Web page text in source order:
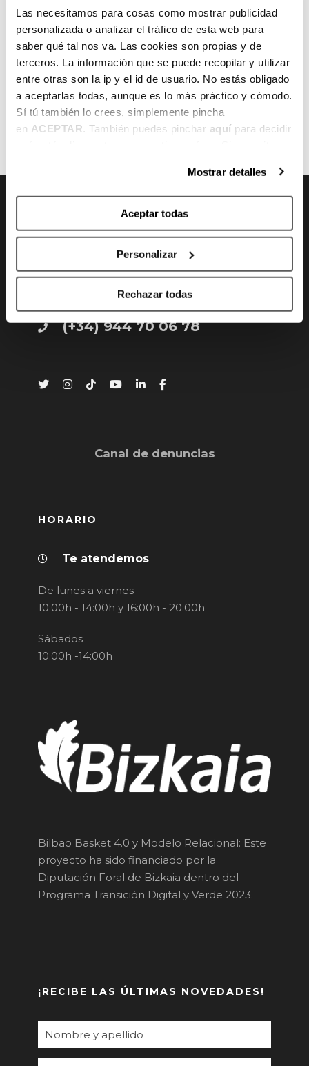
Las necesitamos para cosas como mostrar publicidad
personalizada o analizar el tráfico de esta web para
saber qué tal nos va. Las cookies son propias y de
terceros. La información que se puede recopilar y utilizar
entre otras son la ip y el id de usuario. No estás obligado
a aceptarlas todas, aunque es lo más práctico y cómodo.
Sí tú también lo crees, simplemente pincha
en ACEPTAR . También puedes pinchar aquí para decidir
Mostrar detalles
Aceptar todas
Personalizar
Rechazar todas
Eskerrik asko, bihotzez
ANTERIOR SIGUIENTE
CONTACTO
Gran Vía 80 - 48011 Bilbao, Bizkaia
info@bilbaobasket.biz
(+34) 944 70 06 78
Canal de denuncias
HORARIO
Te atendemos
De lunes a viernes
10:00h - 14:00h y 16:00h - 20:00h
Sábados
10:00h -14:00h
Bilbao Basket 4.0 y Modelo Relacional: Este
proyecto ha sido financiado por la
Diputación Foral de Bizkaia dentro del
Programa Transición Digital y Verde 2023.
¡RECIBE LAS ÚLTIMAS NOVEDADES!